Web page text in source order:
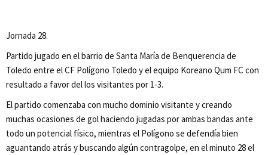
Jornada 28.
Partido jugado en el barrio de Santa María de Benquerencia de
Toledo entre el CF Polígono Toledo y el equipo Koreano Qum FC con
resultado a favor del los visitantes por 1-3.
El partido comenzaba con mucho dominio visitante y creando
muchas ocasiones de gol haciendo jugadas por ambas bandas ante
todo un potencial físico, mientras el Polígono se defendía bien
aguantando atrás y buscando algún contragolpe, en el minuto 28 el